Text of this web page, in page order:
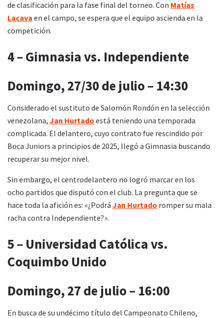
de clasificación para la fase final del torneo. Con Matías
Lacava en el campo, se espera que el equipo ascienda en la
competición.
4 – Gimnasia vs. Independiente
Domingo, 27/30 de julio – 14:30
Considerado el sustituto de Salomón Rondón en la selección
venezolana, Jan Hurtado está teniendo una temporada
complicada. El delantero, cuyo contrato fue rescindido por
Boca Juniors a principios de 2025, llegó a Gimnasia buscando
recuperar su mejor nivel.
Sin embargo, el centrodelantero no logró marcar en los
ocho partidos que disputó con el club. La pregunta que se
hace toda la afición es: «¿Podrá Jan Hurtado romper su mala
racha contra Independiente?».
5 – Universidad Católica vs.
Coquimbo Unido
Domingo, 27 de julio – 16:00
En busca de su undécimo título del Campeonato Chileno,